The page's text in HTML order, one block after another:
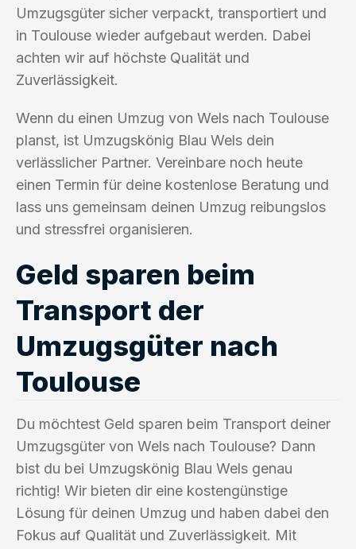
Umzugsgüter sicher verpackt, transportiert und
in Toulouse wieder aufgebaut werden. Dabei
achten wir auf höchste Qualität und
Zuverlässigkeit.
Wenn du einen Umzug von Wels nach Toulouse
planst, ist Umzugskönig Blau Wels dein
verlässlicher Partner. Vereinbare noch heute
einen Termin für deine kostenlose Beratung und
lass uns gemeinsam deinen Umzug reibungslos
und stressfrei organisieren.
Geld sparen beim
Transport der
Umzugsgüter nach
Toulouse
Du möchtest Geld sparen beim Transport deiner
Umzugsgüter von Wels nach Toulouse? Dann
bist du bei Umzugskönig Blau Wels genau
richtig! Wir bieten dir eine kostengünstige
Lösung für deinen Umzug und haben dabei den
Fokus auf Qualität und Zuverlässigkeit. Mit